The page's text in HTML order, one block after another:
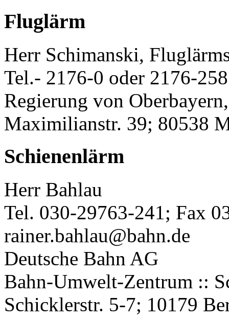
Fluglärm
Herr Schimanski,
Tel.- 2176-0 oder 2176-
Regierung von
Maximilianstr. 39; 80538
Schienenlärm
Herr Bahlau
Tel. 030-29763-241; Fax
rainer.bahlau@bahn.de
Deutsche Bahn AG
Bahn-Umwelt-Zentrum ::
Schicklerstr. 5-7; 10179